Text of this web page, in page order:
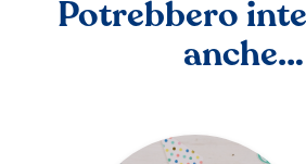
Potrebbero
anche…